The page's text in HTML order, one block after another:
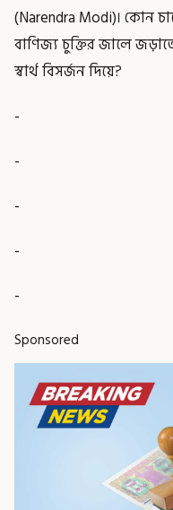
(Narendra Modi)। কোন
বাণিজ্য চুক্তির জালে
স্বার্থ বিসর্জন দিয়ে?
-
-
-
-
-
Sponsored